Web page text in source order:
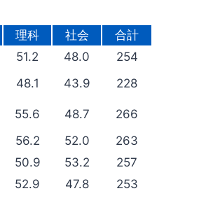
理科 社会
合計
51.2 48.0
254
48.1 43.9 228
55.6 48.7
266
56.2 52.0
263
50.9 53.2
257
52.9 47.8
253